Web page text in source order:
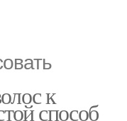
к
способ